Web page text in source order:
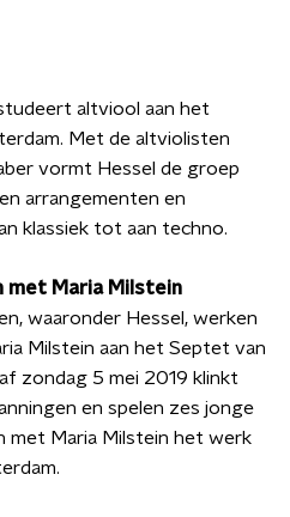
altviool aan het
Met de altviolisten
vormt Hessel de groep
arrangementen en
klassiek tot aan techno.
met Maria Milstein
waaronder Hessel, werken
Milstein aan het Septet van
zondag 5 mei 2019 klinkt
en spelen zes jonge
met Maria Milstein het werk